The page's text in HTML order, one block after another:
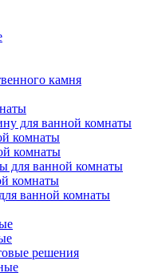
камня
для ванной комнаты
комнаты
комнаты
для ванной комнаты
комнаты
ванной комнаты
решения